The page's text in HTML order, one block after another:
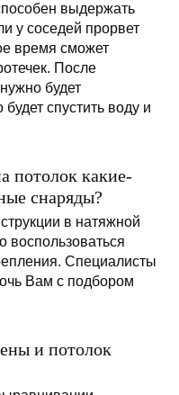
выдержать
у соседей прорвет
время сможет
После
будет
спустить воду и
потолок какие-
снаряды?
в натяжной
воспользоваться
Специалисты
Вам с подбором
и потолок